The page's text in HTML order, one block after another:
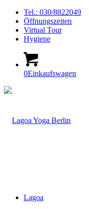
Tel.: 030/8822049
Öffnungszeiten
Virtual Tour
Hygiene
0Einkaufswagen
Lagoa